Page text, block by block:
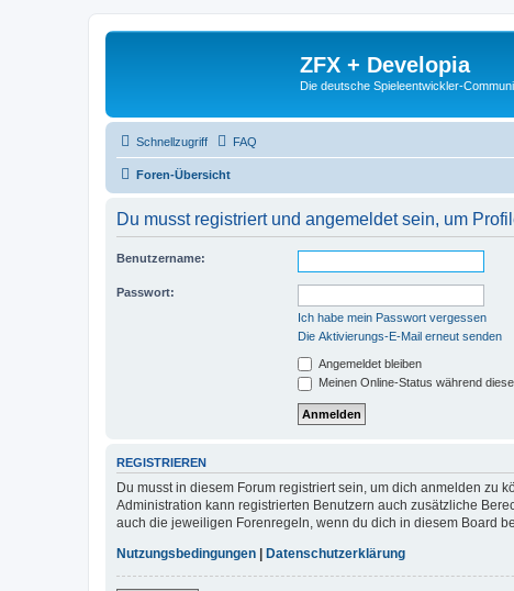
ZFX + Developia
Die deutsche Spieleentwickler-
Schnellzugriff FAQ
Foren-Übersicht
Du musst registriert und angemeldet sein, um
Benutzername:
Passwort:
Ich habe mein Passwort vergessen
Die Aktivierungs-E-Mail erneut senden
Angemeldet bleiben
Meinen Online-Status während
REGISTRIEREN
Du musst in diesem Forum registriert sein, um dich anmelden zu
Administration kann registrierten Benutzern auch zusätzliche
auch die jeweiligen Forenregeln, wenn du dich in diesem Board
Nutzungsbedingungen
Datenschutzerklärung